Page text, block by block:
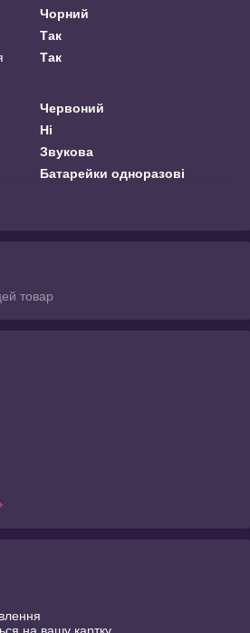
Чорний
Так
Так
Червоний
Ні
Звукова
Батарейки одноразові
товар